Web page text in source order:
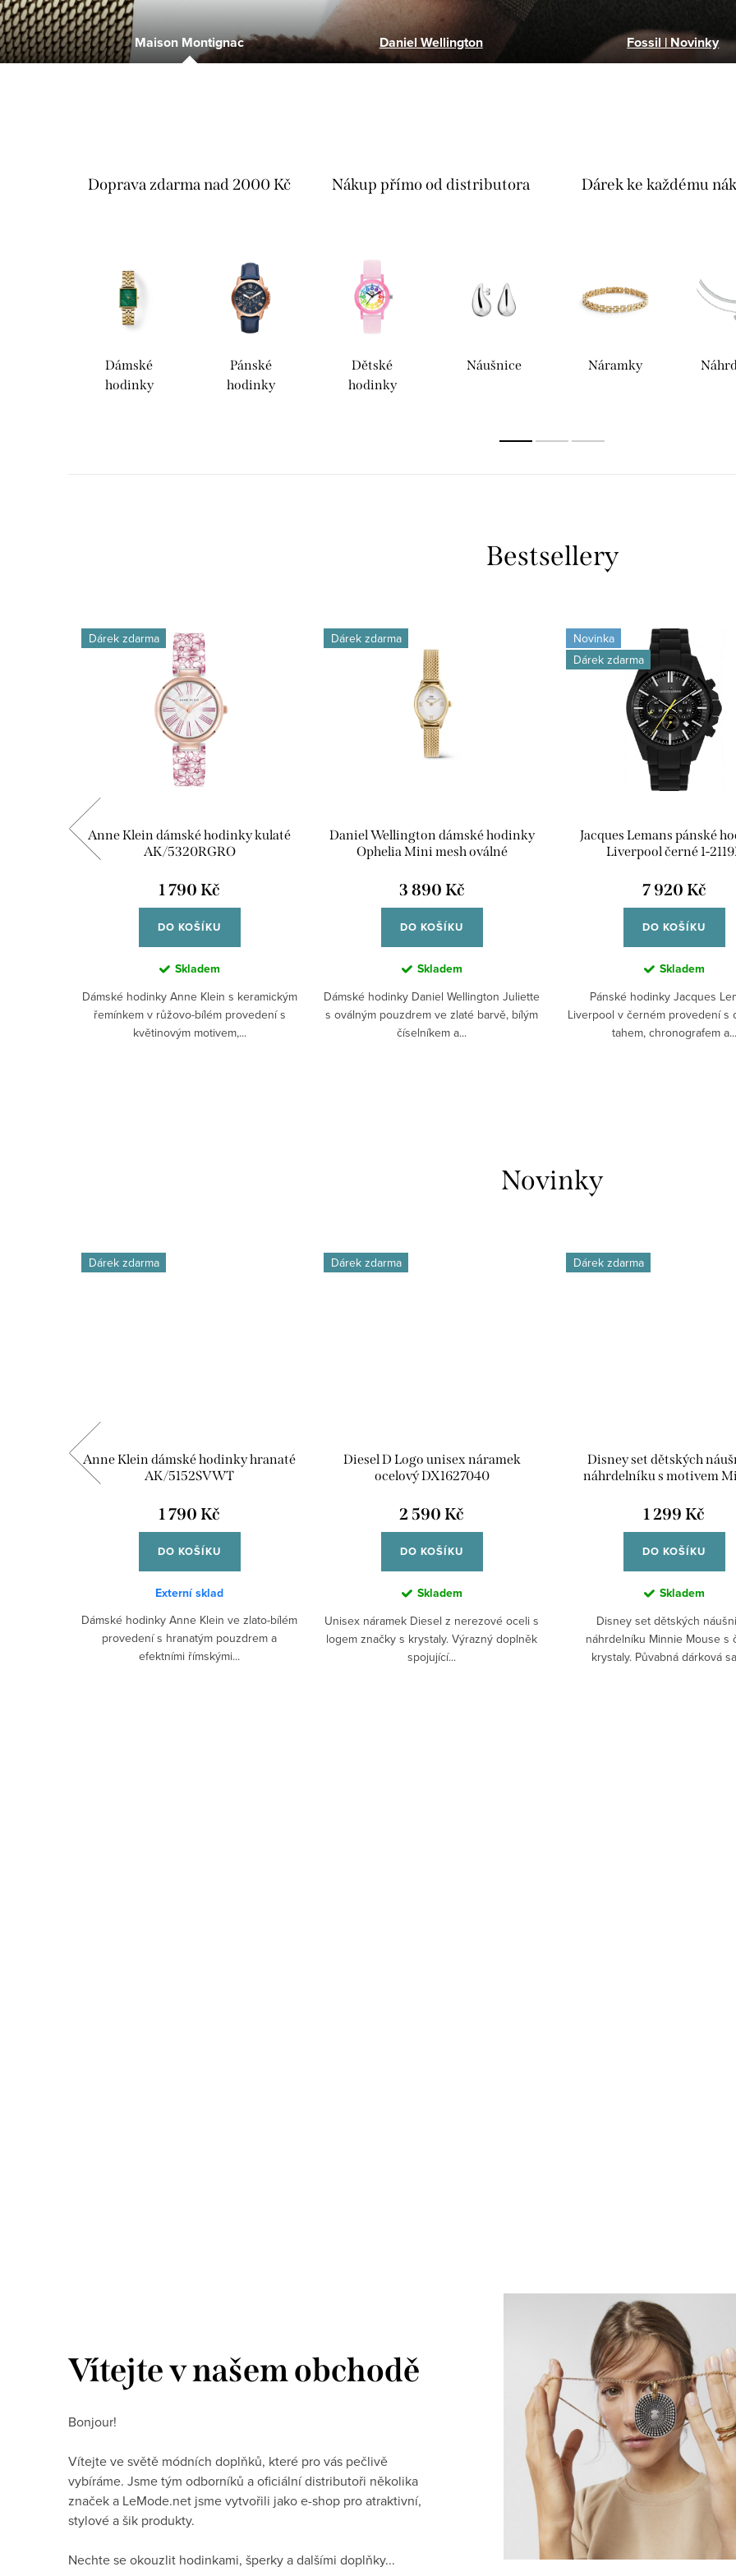
o
d
ě
Maison Montignac Daniel Wellington Fossil | Novinky
Doprava zdarma nad 2000 Kč Nákup přímo od distributora Dárek ke každému
Dámské
hodinky
Pánské
hodinky
Dětské
hodinky
Náušnice Náramky
Bestsellery
Dárek zdarma
Anne Klein dámské hodinky kulaté
AK/5320RGRO
1 790 Kč
DO KOŠÍKU
Skladem
Dámské hodinky Anne Klein s keramickým
řemínkem v růžovo-bílém provedení s
květinovým motivem,...
Dárek zdarma
Daniel Wellington dámské hodinky
Ophelia Mini mesh oválné
3 890 Kč
DO KOŠÍKU
Skladem
Dámské hodinky Daniel Wellington Juliette
s oválným pouzdrem ve zlaté barvě, bílým
číselníkem a...
Novinka
Dárek zdarma
Jacques Lemans pánské
Liverpool černé 1-
7 920 Kč
DO KOŠÍKU
Skladem
Pánské hodinky Jacques
Liverpool v černém provedení s
tahem, chronografem a...
Novinky
Dárek zdarma
Anne Klein dámské hodinky hranaté
AK/5152SVWT
1 790 Kč
DO KOŠÍKU
Externí sklad
Dámské hodinky Anne Klein ve zlato-bílém
provedení s hranatým pouzdrem a
efektními římskými...
Dárek zdarma
Diesel D Logo unisex náramek
ocelový DX1627040
2 590 Kč
DO KOŠÍKU
Skladem
Unisex náramek Diesel z nerezové oceli s
logem značky s krystaly. Výrazný doplněk
spojující...
Dárek zdarma
Disney set dětských
náhrdelníku s motivem
1 299 Kč
DO KOŠÍKU
Skladem
Disney set dětských
náhrdelníku Minnie Mouse s
krystaly. Půvabná dárková
Vítejte v našem obchodě
Bonjour!
Vítejte ve světě módních doplňků, které pro vás pečlivě
vybíráme. Jsme tým odborníků a oficiální distributoři několika
značek a LeMode.net jsme vytvořili jako e-shop pro atraktivní,
stylové a šik produkty.
Nechte se okouzlit hodinkami, šperky a dalšími doplňky...